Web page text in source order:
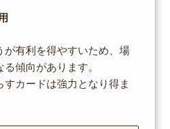
が有利を得やすいため、場
傾向があります。
カードは強力となり得ま